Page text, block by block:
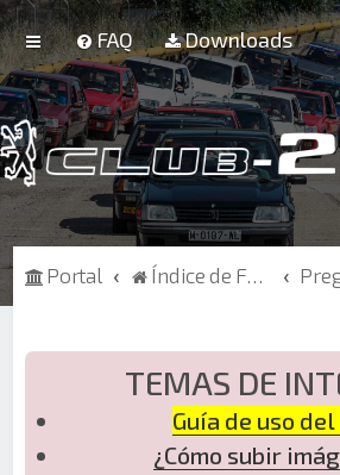
FAQ Downloads
Portal Índice de Foros
TEMAS DE
Guía de uso
¿Cómo subir